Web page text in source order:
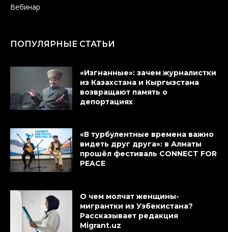
Вебинар
ПОПУЛЯРНЫЕ СТАТЬИ
«Изгнанные»: зачем журналистки
из Казахстана и Кыргызстана
возвращают память о
депортациях
«В турбулентные времена важно
видеть друг друга»: в Алматы
прошёл фестиваль CONNECT FOR
PEACE
О чем молчат женщины-
мигрантки из Узбекистана?
Рассказывает редакция
Migrant.uz